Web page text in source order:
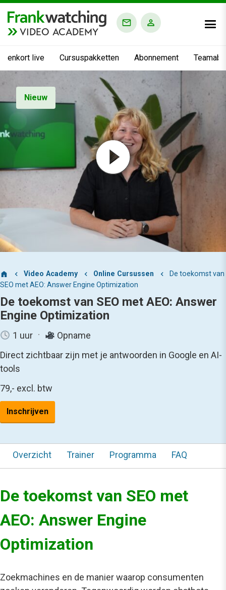
VIDEO ACADEMY
live Cursuspakketten Abonnement
Video Academy Online Cursussen
De toekomst van
SEO met AEO: Answer Engine Optimization
De toekomst van SEO met AEO: Answer
Engine Optimization
1 uur
Opname
Direct zichtbaar zijn met je antwoorden in Google en AI-
tools
79,- excl. btw
Inschrijven
Nieuw
Overzicht Trainer Programma FAQ
De toekomst van SEO met
AEO: Answer Engine
Optimization
Zoekmachines en de manier waarop consumenten